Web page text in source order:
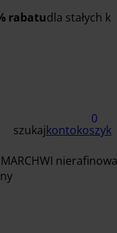
rabatudla stałych
szukajkonto
0
koszyk